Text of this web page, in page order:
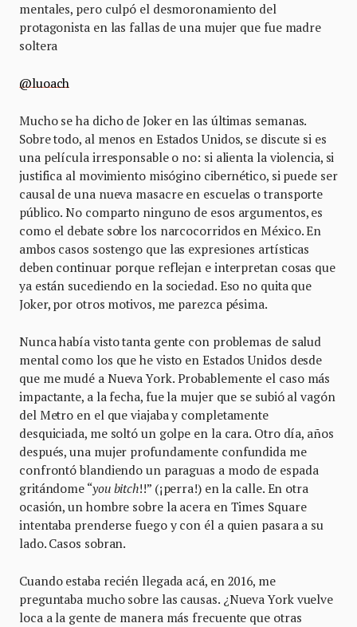
mentales, pero culpó el desmoronamiento del
protagonista en las fallas de una mujer que fue madre
soltera
@luoach
Mucho se ha dicho de Joker en las últimas semanas.
Sobre todo, al menos en Estados Unidos, se discute si es
una película irresponsable o no: si alienta la violencia, si
justifica al movimiento misógino cibernético, si puede ser
causal de una nueva masacre en escuelas o transporte
público. No comparto ninguno de esos argumentos, es
como el debate sobre los narcocorridos en México. En
ambos casos sostengo que las expresiones artísticas
deben continuar porque reflejan e interpretan cosas que
ya están sucediendo en la sociedad. Eso no quita que
Joker, por otros motivos, me parezca pésima.
Nunca había visto tanta gente con problemas de salud
mental como los que he visto en Estados Unidos desde
que me mudé a Nueva York. Probablemente el caso más
impactante, a la fecha, fue la mujer que se subió al vagón
del Metro en el que viajaba y completamente
desquiciada, me soltó un golpe en la cara. Otro día, años
después, una mujer profundamente confundida me
confrontó blandiendo un paraguas a modo de espada
gritándome “you bitch!!” (¡perra!) en la calle. En otra
ocasión, un hombre sobre la acera en Times Square
intentaba prenderse fuego y con él a quien pasara a su
lado. Casos sobran.
Cuando estaba recién llegada acá, en 2016, me
preguntaba mucho sobre las causas. ¿Nueva York vuelve
loca a la gente de manera más frecuente que otras